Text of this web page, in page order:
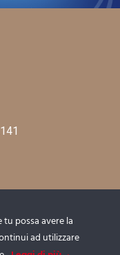
possa avere la
ad utilizzare